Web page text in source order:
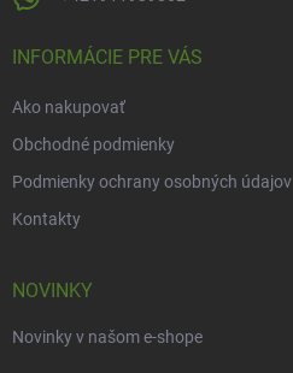
INFORMÁCIE PRE VÁS
Ako nakupovať
Obchodné podmienky
Podmienky ochrany osobných údajov
Kontakty
NOVINKY
Novinky v našom e-shope